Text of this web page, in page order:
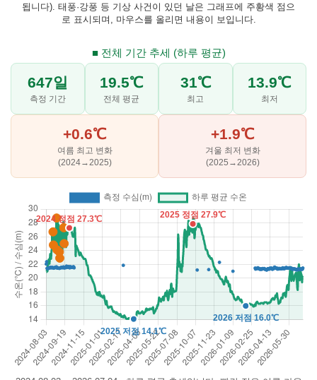
됩니다). 태풍·강풍 등 기상 사건이 있던 날은 그래프에 주황색 점으
로 표시되며, 마우스를 올리면 내용이 보입니다.
■ 전체 기간 추세 (하루 평균)
647일
측정 기간
19.5℃
전체 평균
31℃
최고
13.9℃
최저
+0.6℃
여름 최고 변화
(2024→2025)
+1.9℃
겨울 최저 변화
(2025→2026)